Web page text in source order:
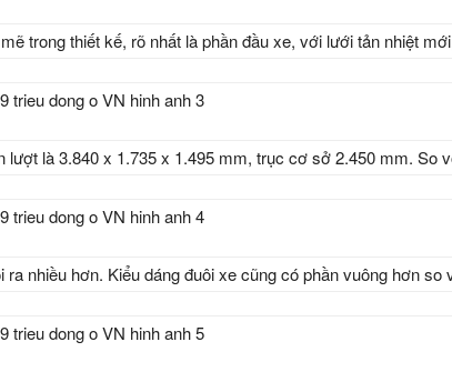
trong thiết kế, rõ nhất là phần đầu xe, với lưới tản nhiệt
là 3.840 x 1.735 x 1.495 mm, trục cơ sở 2.450 mm.
nhiều hơn. Kiểu dáng đuôi xe cũng có phần vuông hơn